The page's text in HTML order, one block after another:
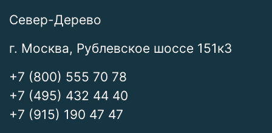
Север-Дерево
г. Москва, Рублевское шоссе 151к3
+7 (800) 555 70 78
+7 (495) 432 44 40
+7 (915) 190 47 47